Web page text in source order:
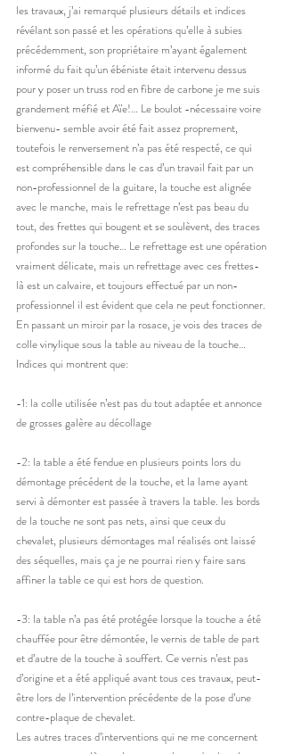
les travaux, j’ai remarqué plusieurs détails et indices
révélant son passé et les opérations qu’elle à subies
précédemment, son propriétaire m’ayant également
informé du fait qu’un ébéniste était intervenu dessus
pour y poser un truss rod en fibre de carbone je me suis
grandement méfié et Aïe!… Le boulot -nécessaire voire
bienvenu- semble avoir été fait assez proprement,
toutefois le renversement n’a pas été respecté, ce qui
est compréhensible dans le cas d’un travail fait par un
non-professionnel de la guitare, la touche est alignée
avec le manche, mais le refrettage n’est pas beau du
tout, des frettes qui bougent et se soulèvent, des traces
profondes sur la touche… Le refrettage est une opération
vraiment délicate, mais un refrettage avec ces frettes-
là est un calvaire, et toujours effectué par un non-
professionnel il est évident que cela ne peut fonctionner.
En passant un miroir par la rosace, je vois des traces de
colle vinylique sous la table au niveau de la touche…
Indices qui montrent que:
-1: la colle utilisée n’est pas du tout adaptée et annonce
de grosses galère au décollage
-2: la table a été fendue en plusieurs points lors du
démontage précédent de la touche, et la lame ayant
servi à démonter est passée à travers la table. les bords
de la touche ne sont pas nets, ainsi que ceux du
chevalet, plusieurs démontages mal réalisés ont laissé
des séquelles, mais ça je ne pourrai rien y faire sans
affiner la table ce qui est hors de question.
-3: la table n’a pas été protégée lorsque la touche a été
chauffée pour être démontée, le vernis de table de part
et d’autre de la touche à souffert. Ce vernis n’est pas
d’origine et a été appliqué avant tous ces travaux, peut-
être lors de l’intervention précédente de la pose d’une
contre-plaque de chevalet.
Les autres traces d’interventions qui ne me concernent